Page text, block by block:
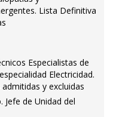
Lista Definitiva
Especialistas de
Electricidad.
y excluidas
Jefe de Unidad del